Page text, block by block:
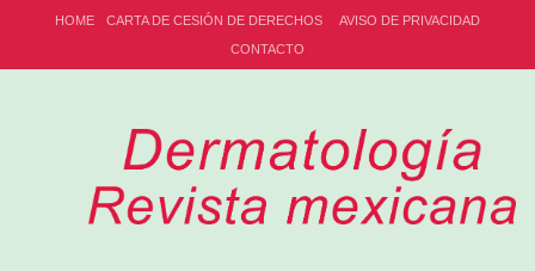
HOME CARTA DE CESIÓN DE DERECHOS
AVISO DE PRIVACIDAD
CONTACTO